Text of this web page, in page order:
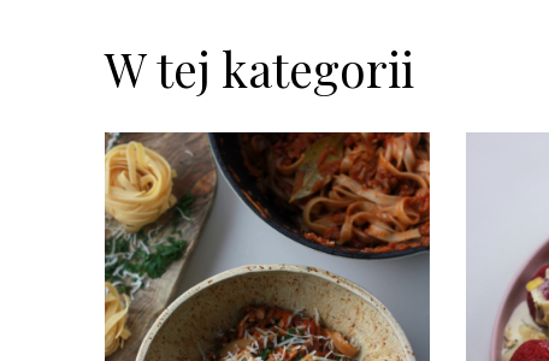
W tej kategorii